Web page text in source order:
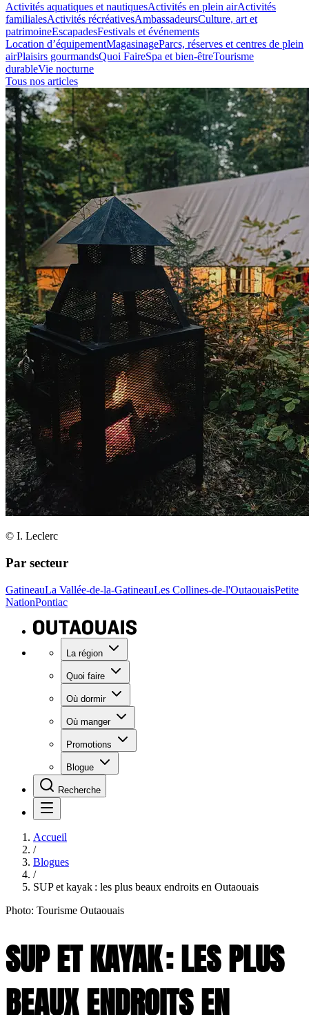
Activités aquatiques et nautiquesActivités en plein airActivités
familialesActivités récréativesAmbassadeursCulture, art et
patrimoineEscapadesFestivals et événements
Location d’équipementMagasinageParcs, réserves et centres de plein
airPlaisirs gourmandsQuoi FaireSpa et bien-êtreTourisme
durableVie nocturne
Tous nos articles
© I. Leclerc
Par secteur
GatineauLa Vallée-de-la-GatineauLes Collines-de-l'OutaouaisPetite
NationPontiac
La région
Quoi faire
Où dormir
Où manger
Promotions
Blogue
Recherche
Accueil
/
Blogues
/
SUP et kayak : les plus beaux endroits en Outaouais
Photo: Tourisme Outaouais
SUP ET KAYAK : LES PLUS
BEAUX ENDROITS EN